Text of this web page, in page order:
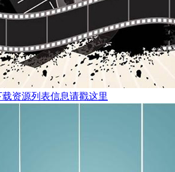
资源列表信息请戳这里